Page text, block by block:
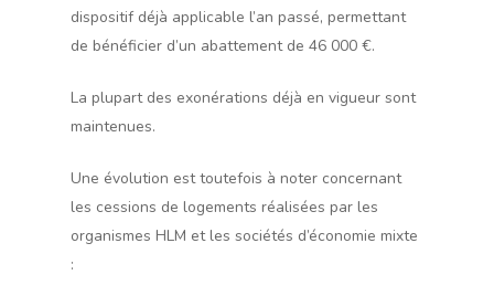
dispositif déjà applicable l’an passé, permettant
de bénéficier d’un abattement de 46 000 €.
La plupart des exonérations déjà en vigueur sont
maintenues.
Une évolution est toutefois à noter concernant
les cessions de logements réalisées par les
organismes HLM et les sociétés d’économie mixte
: